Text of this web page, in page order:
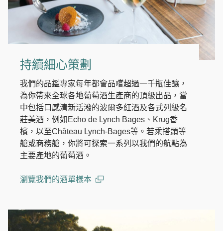
持續細心策劃
我們的品鑑專家每年都會品嚐超過一千瓶佳釀，
為你帶來全球各地葡萄酒生產商的頂級出品，當
中包括口感清新活潑的波爾多紅酒及各式列級名
莊美酒，例如Echo de Lynch Bages、Krug香
檳，以至Château Lynch-Bages等。若乘搭頭等
艙或商務艙，你將可探索一系列以我們的航點為
主要產地的葡萄酒。
瀏覽我們的酒單樣本